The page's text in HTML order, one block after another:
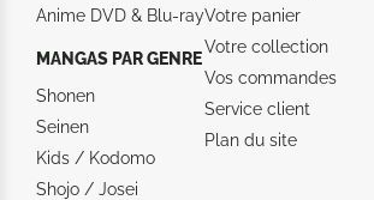
Anime DVD & Blu‑ray
MANGAS PAR GENRE
Shonen
Seinen
Kids / Kodomo
Shojo / Josei
Votre panier
Votre collection
Vos commandes
Service client
Plan du site